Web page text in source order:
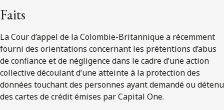
Faits
La Cour d’appel de la Colombie-Britannique a récemment
fourni des orientations concernant les prétentions d’abus
de confiance et de négligence dans le cadre d’une action
collective découlant d’une atteinte à la protection des
données touchant des personnes ayant demandé ou détenu
des cartes de crédit émises par Capital One.